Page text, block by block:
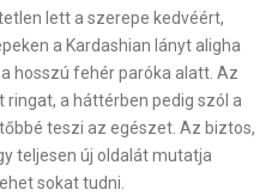
lett a szerepe kedvéért,
a Kardashian lányt aligha
hosszú fehér paróka alatt. Az
a háttérben pedig szól a
teszi az egészet. Az biztos,
teljesen új oldalát mutatja
sokat tudni.